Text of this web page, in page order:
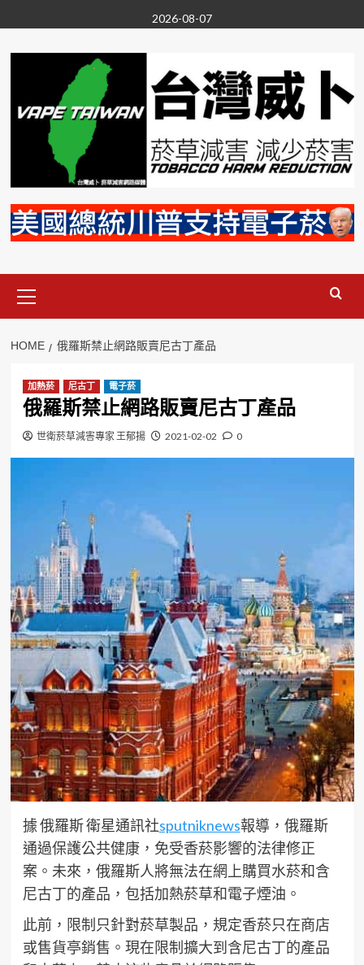
to
content
2026-08-07
Menu
HOME 俄羅斯禁止網路販賣尼古丁產品
加熱菸 尼古丁 電子菸
俄羅斯禁止網路販賣尼古丁產品
世衛菸草減害專家 王郁揚 2021-02-02 0
據 俄羅斯 衛星通訊社sputniknews報導，俄羅斯
通過保護公共健康，免受香菸影響的法律修正
案。未來，俄羅斯人將無法在網上購買水菸和含
尼古丁的產品，包括加熱菸草和電子煙油。
此前，限制只針對菸草製品，規定香菸只在商店
或售貨亭銷售。現在限制擴大到含尼古丁的產品